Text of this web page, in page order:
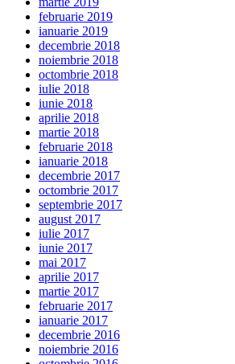
februarie 2019
ianuarie 2019
decembrie 2018
noiembrie 2018
octombrie 2018
iulie 2018
iunie 2018
aprilie 2018
martie 2018
februarie 2018
ianuarie 2018
decembrie 2017
octombrie 2017
septembrie 2017
august 2017
iulie 2017
iunie 2017
mai 2017
aprilie 2017
martie 2017
februarie 2017
ianuarie 2017
decembrie 2016
noiembrie 2016